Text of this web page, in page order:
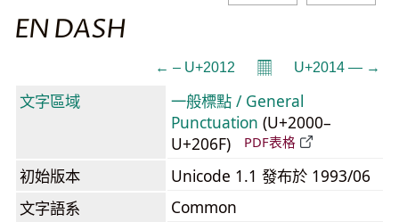
EN DASH
← ‒ U+2012 𝄜 U+2014 — →
文字區域
一般標點 / General
Punctuation (U+2000–
U+206F)
PDF表格
初始版本
Unicode 1.1 發布於 1993/06
文字語系
Common